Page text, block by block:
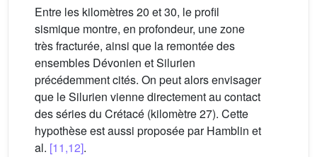
Entre les kilomètres 20 et 30, le profil
sismique montre, en profondeur, une zone
très fracturée, ainsi que la remontée des
ensembles Dévonien et Silurien
précédemment cités. On peut alors envisager
que le Silurien vienne directement au contact
des séries du Crétacé (kilomètre 27). Cette
hypothèse est aussi proposée par Hamblin et
al. [11,12].